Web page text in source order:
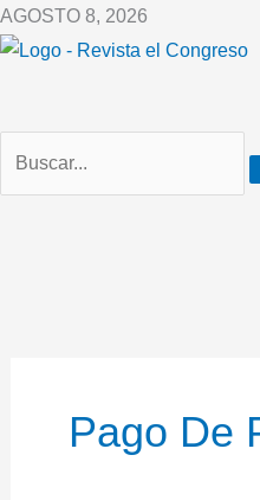
Ir
al
AGOSTO 8, 2026
Pago De